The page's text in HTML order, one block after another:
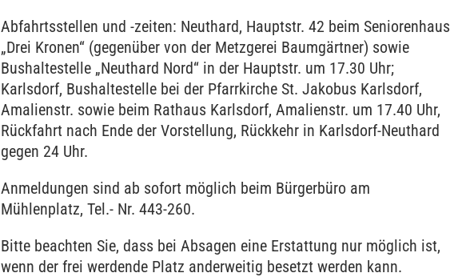
Abfahrtsstellen und -zeiten: Neuthard, Hauptstr. 42 beim Seniorenhaus
„Drei Kronen“ (gegenüber von der Metzgerei Baumgärtner) sowie
Bushaltestelle „Neuthard Nord“ in der Hauptstr. um 17.30 Uhr;
Karlsdorf, Bushaltestelle bei der Pfarrkirche St. Jakobus Karlsdorf,
Amalienstr. sowie beim Rathaus Karlsdorf, Amalienstr. um 17.40 Uhr,
Rückfahrt nach Ende der Vorstellung, Rückkehr in Karlsdorf-Neuthard
gegen 24 Uhr.
Anmeldungen sind ab sofort möglich beim Bürgerbüro am
Mühlenplatz, Tel.- Nr. 443-260.
Bitte beachten Sie, dass bei Absagen eine Erstattung nur möglich ist,
wenn der frei werdende Platz anderweitig besetzt werden kann.